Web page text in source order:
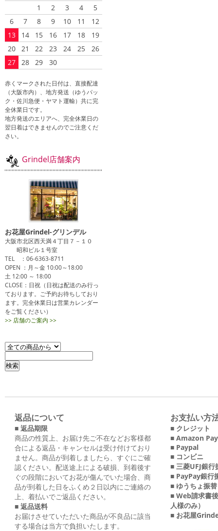
1 2 3 4
5
6
7 8 9 10 11
12
13
14 15 16 17 18
19
20
21 22 23 24 25
26
27
28 29 30
赤くマークされた日付は、直接配達
（大阪市内）、地方発送（ゆうパッ
ク・佐川急便・ヤマト運輸）共に完
全休業日です。
地方発送のエリアへ、完全休業日の
翌日着はできませんのでご注意くだ
さい。
Grindel店舗案内
お花屋Grindel-グリンデル
大阪市北区西天満４丁目７－１０
昭和ビル１号室
TEL ：06-6363-8711
OPEN ：月～金 10:00～18:00
土 12:00 ～ 18:00
CLOSE：日祝（日祝は配送のみ行っ
ております。ご予約お待ちしており
ます。完全休業日は営業カレンダー
をご覧ください）
>> 店舗のご案内 >>
返品について
■ 返品期限
商品の性質上、お届け先ご不在などお客様都
合による返品・キャンセルは受け付けており
ません。商品が到着しましたら、すぐにご確
認ください。配送途上による破損、到着後す
ぐの段階においてお花が傷んでいた場合、商
品が到着した日をふくめ２日以内にご連絡の
上、着払いでご返品ください。
■ 返品送料
お届けさせていただいた商品が不良品に該当
する場合は当方で負担いたします。
お支払い方
■ クレジット
■ Amazon Pay
■ Paypal
■ コンビニ
■ 三菱UFJ銀行
■ PayPay銀行
■ ゆうちょ振替
■ Web請求書
人様のみ）
■ お花屋